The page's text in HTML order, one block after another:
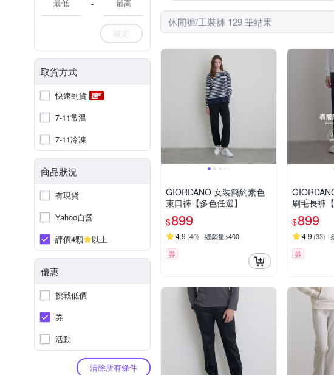
-
確定
取貨方式
快速到貨
7-11常溫
7-11冷凍
商品狀況
有現貨
Yahoo自營
評價4顆
以上
優惠
挑戰低價
券
活動
清除所有條件
休閒褲/工裝褲 129 筆結果
GIORDANO 女裝簡約素色
束口褲【多色任選】
$899
4.9 (40) 總銷量>400
券
刷毛長褲
$899
4.9 (33)
券